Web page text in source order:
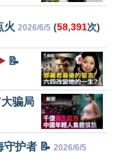
火 2026/6/5 (58,391次)
📝
骗局
守护者 📝 2026/6/5